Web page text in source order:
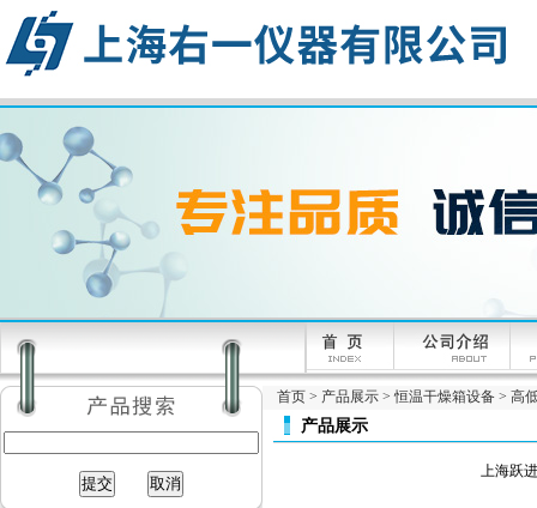
首页 > 产品展示 >恒温干燥箱设备 > 高
产品展示
上海跃